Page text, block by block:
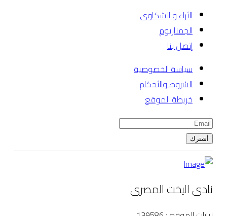
الأراء و الشكاوى
الجمنازيوم
إتصل بنا
سياسة الخصوصية
الشروط والأحكام
خريطة الموقع
أشترك
نادى اليخت المصرى